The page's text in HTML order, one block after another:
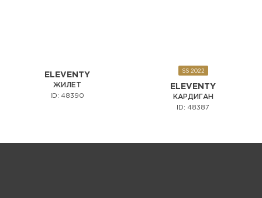
ELEVENTY
ЖИЛЕТ
ID: 48390
SS 2022
ELEVENTY
КАРДИГАН
ID: 48387